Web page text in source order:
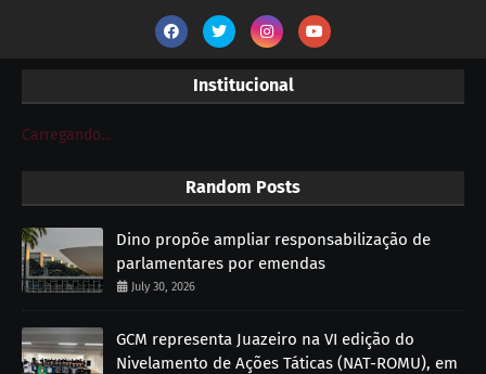
Institucional
Carregando...
Random Posts
Dino propõe ampliar responsabilização de
parlamentares por emendas
July 30, 2026
GCM representa Juazeiro na VI edição do
Nivelamento de Ações Táticas (NAT-ROMU), em